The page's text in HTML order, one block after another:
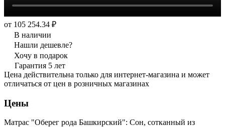
от 105 254.34 ₽
В наличии
Нашли дешевле?
Хочу в подарок
Гарантия 5 лет
Цена действительна только для интернет-магазина и может
отличаться от цен в розничных магазинах
Цены
Матрас "Оберег рода Башкирский": Сон, сотканный из